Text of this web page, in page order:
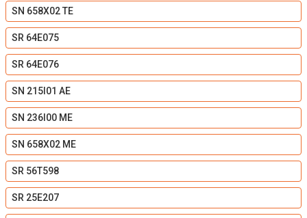
SN 658X02 TE
SR 64E075
SR 64E076
SN 215I01 AE
SN 236I00 ME
SN 658X02 ME
SR 56T598
SR 25E207